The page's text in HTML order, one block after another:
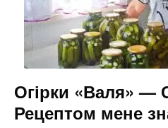
Огірки «Валя» —
Рецептом мене